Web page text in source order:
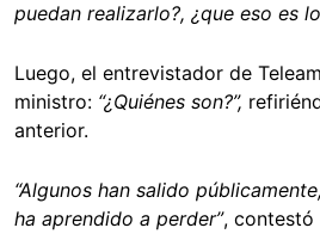
puedan realizarlo?, ¿que eso es
Luego, el entrevistador de
ministro: “¿Quiénes son?”,
anterior.
“Algunos han salido
ha aprendido a perder”, contestó